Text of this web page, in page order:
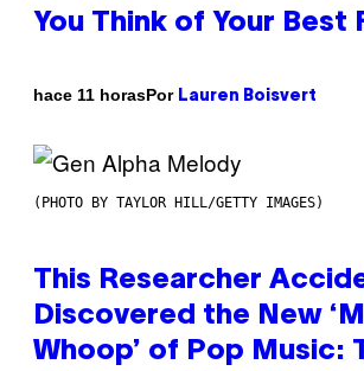
You Think of Your Best
hace 11 horasPor Lauren Boisvert
(PHOTO BY TAYLOR HILL/GETTY IMAGES)
This Researcher
Discovered the New
Whoop’ of Pop Music: